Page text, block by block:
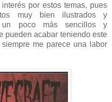
por estos temas, pues
muy bien ilustrados y
un poco más sencillos y
pueden acabar teniendo este
me parece una labor